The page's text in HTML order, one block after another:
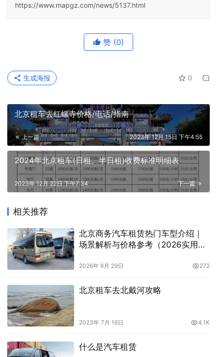
https://www.mapgz.com/news/5137.html
赞 (0)
0
生成海报
北京租车去红螺寺价格/电话/指南
上一篇 2023年 12月 15日 下午4:55
2024年北京租车(日租、半日租)收费标准明细表
下一篇
2023年 12月 22日 下午7:34
相关推荐
北京商务汽车租赁热门车型介绍｜
场景解析与价格参考（2026实用指
2026年 6月 29日 272
北京租车去北戴河攻略
2023年 7月 16日 4.1K
什么是汽车租赁